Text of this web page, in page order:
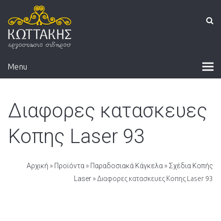
Menu
Διαφορες κατασκευες
Κοπης Laser 93
Αρχική » Προϊόντα » Παραδοσιακά Κάγκελα » Σχέδια Κοπής
Laser» Διαφορες κατασκευες Κοπης Laser 93